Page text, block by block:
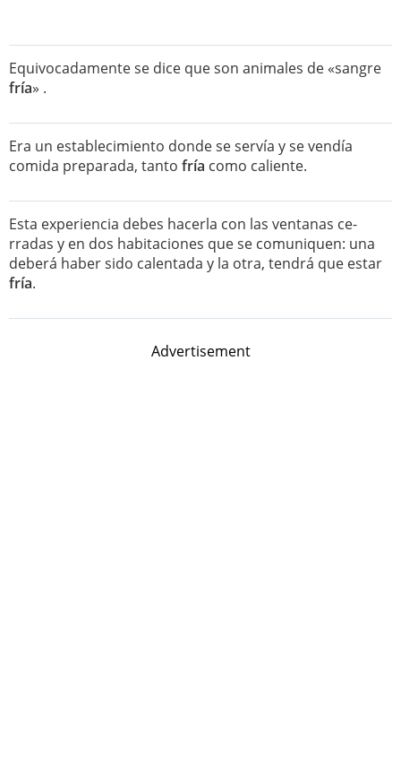
Equivocadamente se dice que son animales de «sangre
fría» .
Era un establecimiento donde se servía y se vendía
comida preparada, tanto fría como caliente.
Esta experiencia debes hacerla con las ventanas ce-
rradas y en dos habitaciones que se comuniquen: una
deberá haber sido calentada y la otra, tendrá que estar
fría.
Advertisement